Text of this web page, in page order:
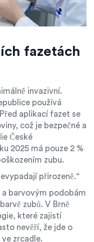
fazetách
invazivní.
používá
aplikací fazet se
což je bezpečné a
České
2025 má pouze 2 %
zubu.
přirozeně.“
barvovým podobám
zubů. V Brně
které zajistí
nevěří, že jde o
zrcadle.